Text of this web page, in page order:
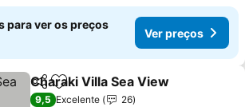
para ver os preços
Ver preços
PartilharAdicionar aos favoritos
Charaki Villa Sea View
9,5 Excelente
26